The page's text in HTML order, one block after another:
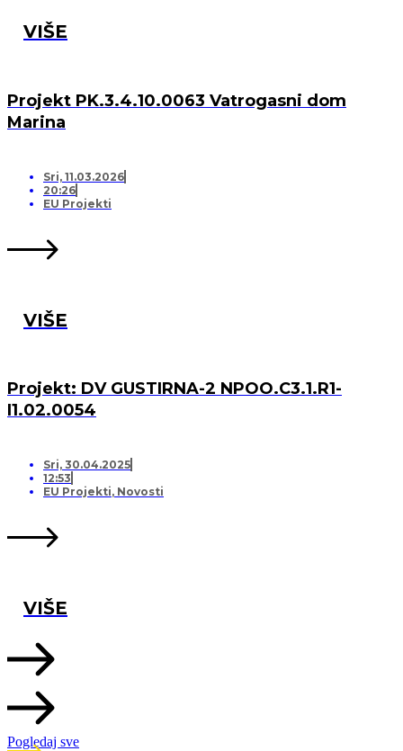
VIŠE
Projekt PK.3.4.10.0063 Vatrogasni dom
Marina
Sri, 11.03.2026
20:26
EU Projekti
VIŠE
Projekt: DV GUSTIRNA-2 NPOO.C3.1.R1-
I1.02.0054
Sri, 30.04.2025
12:53
EU Projekti, Novosti
VIŠE
Pogledaj sve